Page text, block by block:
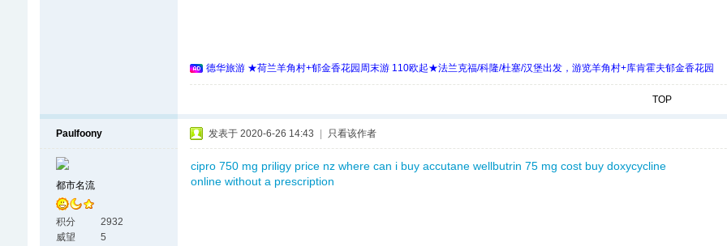
德华旅游 ★荷兰羊角村+郁金香花园周末游 110欧起★法兰克福/科隆/杜塞/汉堡出发，游览羊角村+库肯霍夫郁金香花园
TOP
Paulfoony
都市名流
积分
2932
威望
5
发表于 2020-6-26 14:43 只看该作者
cipro 750 mg priligy price nz where can i buy accutane wellbutrin 75 mg cost buy doxycycline
online without a prescription